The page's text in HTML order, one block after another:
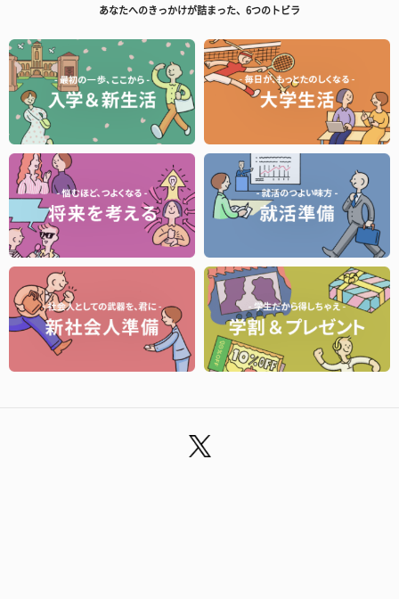
あなたへのきっかけが詰まった、6つのトビラ